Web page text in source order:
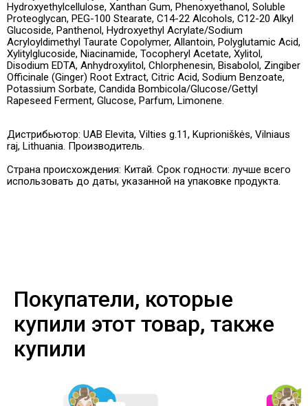
Hydroxyethylcellulose, Xanthan Gum, Phenoxyethanol, Soluble
Proteoglycan, PEG-100 Stearate, C14-22 Alcohols, C12-20 Alkyl
Glucoside, Panthenol, Hydroxyethyl Acrylate/Sodium
Acryloyldimethyl Taurate Copolymer, Allantoin, Polyglutamic Acid,
Xylitylglucoside, Niacinamide, Tocopheryl Acetate, Xylitol,
Disodium EDTA, Anhydroxylitol, Chlorphenesin, Bisabolol, Zingiber
Officinale (Ginger) Root Extract, Citric Acid, Sodium Benzoate,
Potassium Sorbate, Candida Bombicola/Glucose/Gettyl
Rapeseed Ferment, Glucose, Parfum, Limonene.
Дистрибьютор: UAB Elevita, Vilties g.11, Kuprioniškės, Vilniaus
raj, Lithuania. Производитель.
Страна происхождения: Китай. Срок годности: лучше всего
использовать до даты, указанной на упаковке продукта.
Покупатели, которые
купили этот товар, также
купили